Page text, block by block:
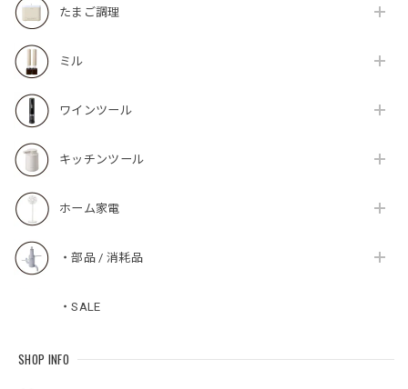
たまご調理
ミル
ワインツール
キッチンツール
ホーム家電
・部品 / 消耗品
・SALE
SHOP INFO